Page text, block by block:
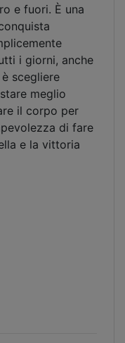
e fuori. È una
i giorni, anche
scegliere
meglio
il corpo per
di fare
e la vittoria